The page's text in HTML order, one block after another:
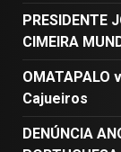
PRESIDENTE
CIMEIRA
OMATAPALO
Cajueiros
DENÚNCIA